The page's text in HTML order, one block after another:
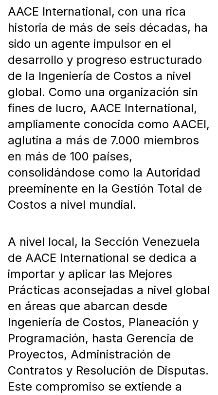
AACE International, con una rica
historia de más de seis décadas, ha
sido un agente impulsor en el
desarrollo y progreso estructurado
de la Ingeniería de Costos a nivel
global. Como una organización sin
fines de lucro, AACE International,
ampliamente conocida como AACEI,
aglutina a más de 7.000 miembros
en más de 100 países,
consolidándose como la Autoridad
preeminente en la Gestión Total de
Costos a nivel mundial.
A nivel local, la Sección Venezuela
de AACE International se dedica a
importar y aplicar las Mejores
Prácticas aconsejadas a nivel global
en áreas que abarcan desde
Ingeniería de Costos, Planeación y
Programación, hasta Gerencia de
Proyectos, Administración de
Contratos y Resolución de Disputas.
Este compromiso se extiende a